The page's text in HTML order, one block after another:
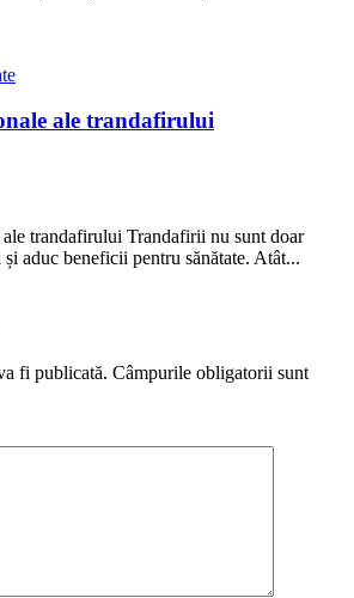
ale trandafirului
trandafirului Trandafirii nu sunt doar
aduc beneficii pentru sănătate. Atât...
fi publicată. Câmpurile obligatorii sunt